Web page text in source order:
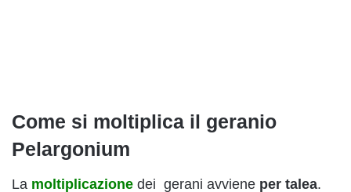
Come si moltiplica il geranio
Pelargonium
La moltiplicazione dei gerani avviene per talea.